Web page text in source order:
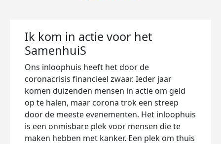
Ik kom in actie voor het
SamenhuiS
Ons inloophuis heeft het door de
coronacrisis financieel zwaar. Ieder jaar
komen duizenden mensen in actie om geld
op te halen, maar corona trok een streep
door de meeste evenementen. Het inloophuis
is een onmisbare plek voor mensen die te
maken hebben met kanker. Een plek om thuis